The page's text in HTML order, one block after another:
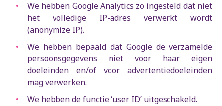
We hebben Google Analytics zo ingesteld dat niet
het volledige IP-adres verwerkt wordt
(anonymize IP).
We hebben bepaald dat Google de verzamelde
persoonsgegevens niet voor haar eigen
doeleinden en/of voor advertentiedoeleinden
mag verwerken.
We hebben de functie ‘user ID’ uitgeschakeld.